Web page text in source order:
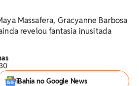
Massafera, Gracyanne Barbosa
revelou fantasia inusitada
iBahia no Google News